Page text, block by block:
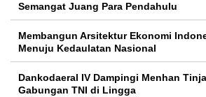
Semangat Juang Para Pendahulu
Membangun Arsitektur Ekonomi
Menuju Kedaulatan Nasional
Dankodaeral IV Dampingi Menhan
Gabungan TNI di Lingga